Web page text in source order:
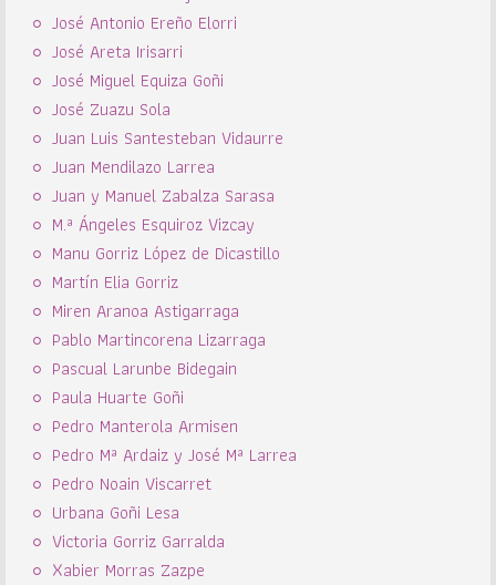
José Antonio Ereño Elorri
José Areta Irisarri
José Miguel Equiza Goñi
José Zuazu Sola
Juan Luis Santesteban Vidaurre
Juan Mendilazo Larrea
Juan y Manuel Zabalza Sarasa
M.ª Ángeles Esquiroz Vizcay
Manu Gorriz López de Dicastillo
Martín Elia Gorriz
Miren Aranoa Astigarraga
Pablo Martincorena Lizarraga
Pascual Larunbe Bidegain
Paula Huarte Goñi
Pedro Manterola Armisen
Pedro Mª Ardaiz y José Mª Larrea
Pedro Noain Viscarret
Urbana Goñi Lesa
Victoria Gorriz Garralda
Xabier Morras Zazpe